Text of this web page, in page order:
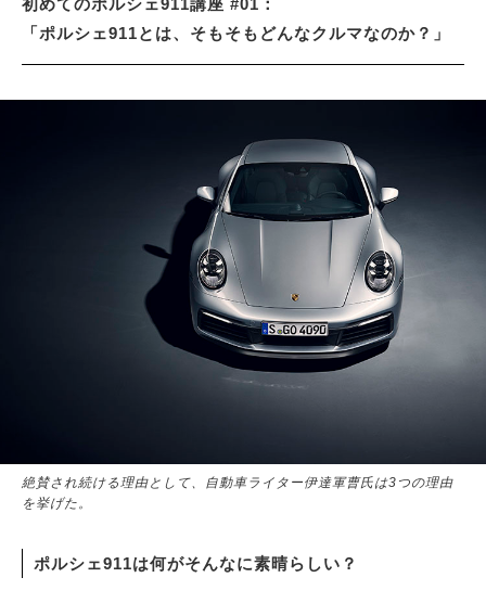
初めてのポルシェ911講座 #01：
「ポルシェ911とは、そもそもどんなクルマなのか？」
絶賛され続ける理由として、自動車ライター伊達軍曹氏は3つの理由
を挙げた。
ポルシェ911は何がそんなに素晴らしい？
MAGAZINE
サイトマップ